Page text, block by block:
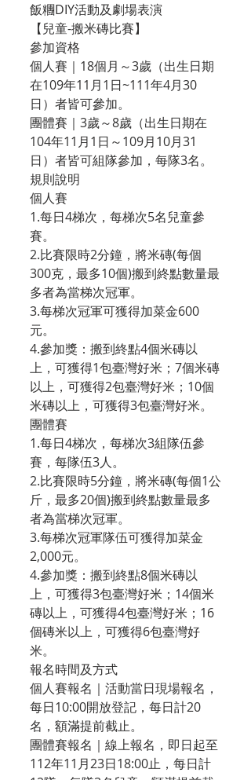
飯糰DIY活動及劇場表演
【兒童-搬米磚比賽】
參加資格
個人賽｜18個月～3歲（出生日期
在109年11月1日~111年4月30
日）者皆可參加。
團體賽｜3歲～8歲（出生日期在
104年11月1日～109月10月31
日）者皆可組隊參加，每隊3名。
規則說明
個人賽
1.每日4梯次，每梯次5名兒童參
賽。
2.比賽限時2分鐘，將米磚(每個
300克，最多10個)搬到終點數量最
多者為當梯次冠軍。
3.每梯次冠軍可獲得加菜金600
元。
4.參加獎：搬到終點4個米磚以
上，可獲得1包臺灣好米；7個米磚
以上，可獲得2包臺灣好米；10個
米磚以上，可獲得3包臺灣好米。
團體賽
1.每日4梯次，每梯次3組隊伍參
賽，每隊伍3人。
2.比賽限時5分鐘，將米磚(每個1公
斤，最多20個)搬到終點數量最多
者為當梯次冠軍。
3.每梯次冠軍隊伍可獲得加菜金
2,000元。
4.參加獎：搬到終點8個米磚以
上，可獲得3包臺灣好米；14個米
磚以上，可獲得4包臺灣好米；16
個磚米以上，可獲得6包臺灣好
米。
報名時間及方式
個人賽報名｜活動當日現場報名，
每日10:00開放登記，每日計20
名，額滿提前截止。
團體賽報名｜線上報名，即日起至
112年11月23日18:00止，每日計